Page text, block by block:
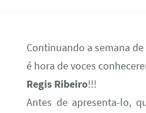
Continuando a semana
é hora de voces
Regis Ribeiro!!!
Antes de apresenta-lo,